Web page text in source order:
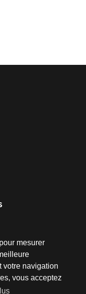
mesurer
votre navigation
vous acceptez